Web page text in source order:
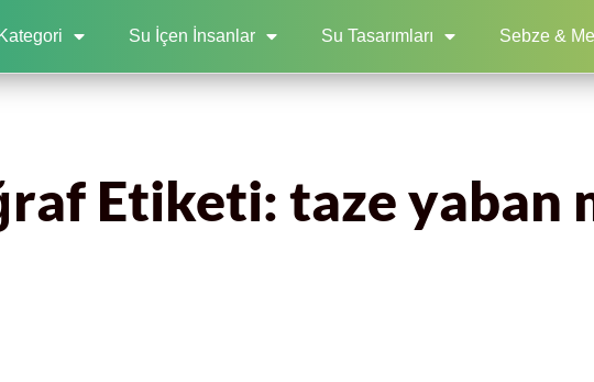
Su İçen İnsanlar Su Tasarımları Sebze &
Etiketi: taze yaban